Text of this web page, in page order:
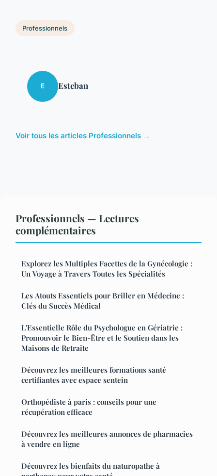
Professionnels
E Esteban
Voir tous les articles Professionnels →
Professionnels — Lectures
complémentaires
Explorez les Multiples Facettes de la Gynécologie :
Un Voyage à Travers Toutes les Spécialités
Les Atouts Essentiels pour Briller en Médecine :
Clés du Succès Médical
L'Essentielle Rôle du Psychologue en Gériatrie :
Promouvoir le Bien-Être et le Soutien dans les
Maisons de Retraite
Découvrez les meilleures formations santé
certifiantes avec espace sentein
Orthopédiste à paris : conseils pour une
récupération efficace
Découvrez les meilleures annonces de pharmacies
à vendre en ligne
Découvrez les bienfaits du naturopathe à